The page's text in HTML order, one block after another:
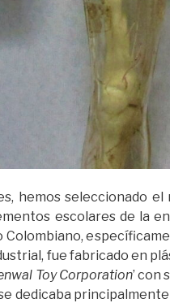
hemos seleccionado el
escolares de la
Colombiano,
fue fabricado en
Toy Corporation’ con
dedicaba